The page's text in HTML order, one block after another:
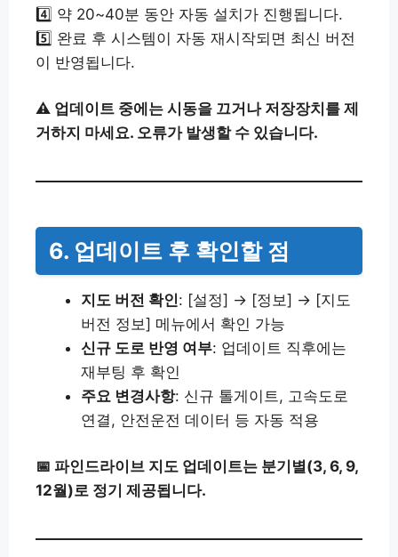
4️⃣ 약 20~40분 동안 자동 설치가 진행됩니다.
5️⃣ 완료 후 시스템이 자동 재시작되면 최신 버전
이 반영됩니다.
⚠ 업데이트 중에는 시동을 끄거나 저장장치를 제
거하지 마세요. 오류가 발생할 수 있습니다.
6. 업데이트 후 확인할 점
지도 버전 확인: [설정] → [정보] → [지도
버전 정보] 메뉴에서 확인 가능
신규 도로 반영 여부: 업데이트 직후에는
재부팅 후 확인
주요 변경사항: 신규 톨게이트, 고속도로
연결, 안전운전 데이터 등 자동 적용
📅 파인드라이브 지도 업데이트는 분기별(3, 6, 9,
12월)로 정기 제공됩니다.